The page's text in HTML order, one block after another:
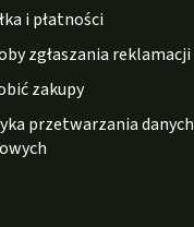
i płatności
zgłaszania reklamacji
zakupy
przetwarzania danych